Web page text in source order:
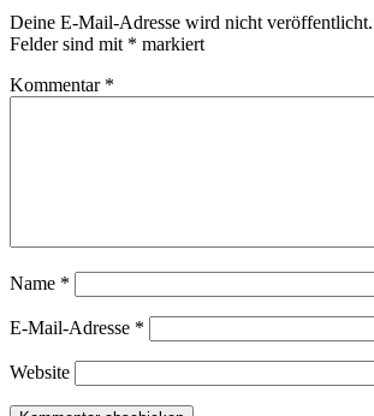
Deine E-Mail-Adresse wird nicht veröffentlicht.
Felder sind mit * markiert
Kommentar *
Name *
E-Mail-Adresse *
Website